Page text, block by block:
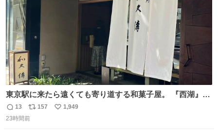
東京駅に来たら遠くても寄り道する和菓子屋。 『西湖』と
いう笹に包まれ、蓮根の粉で出来た生菓子がたまらなく美
味しい。 笹の香りと和三盆の風味、蓮粉のもちもちと特徴
返
信
13
リ
ポ
157
い
1,949
23時間前